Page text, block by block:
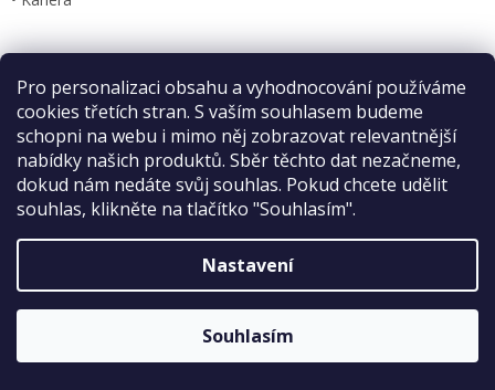
Pro personalizaci obsahu a vyhodnocování používáme
cookies třetích stran. S vaším souhlasem budeme
schopni na webu i mimo něj zobrazovat relevantnější
nabídky našich produktů. Sběr těchto dat nezačneme,
dokud nám nedáte svůj souhlas. Pokud chcete udělit
souhlas, klikněte na tlačítko "Souhlasím".
Nastavení
Souhlasím
Kontakt
info@ habeo.cz
773 100 626
habeo.cz
Sleva 2 %
na první nákup
ODESLAT
Zásady zpracování osobních údajů